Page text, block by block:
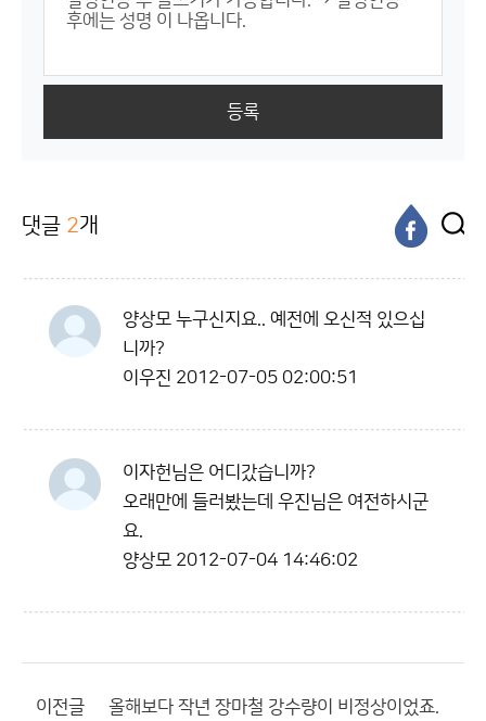
등록
댓글 2개
양상모 누구신지요.. 예전에 오신적 있으십
니까?
이우진 2012-07-05 02:00:51
이자헌님은 어디갔습니까?
오래만에 들러봤는데 우진님은 여전하시군
요.
양상모 2012-07-04 14:46:02
이전글 올해보다 작년 장마철 강수량이 비정상이었죠.